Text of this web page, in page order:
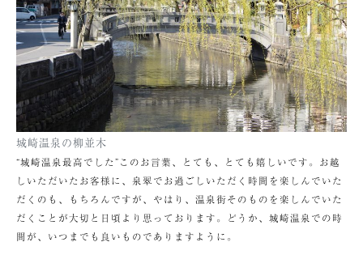
城崎温泉の柳並木
“城崎温泉最高でした”このお言葉、とても、とても嬉しいです。お越
しいただいたお客様に、泉翠でお過ごしいただく時間を楽しんでいた
だくのも、もちろんですが、やはり、温泉街そのものを楽しんでいた
だくことが大切と日頃より思っております。どうか、城崎温泉での時
間が、いつまでも良いものでありますように。